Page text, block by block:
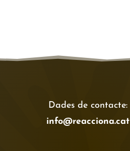
Dades de contacte:
info@reacciona.cat